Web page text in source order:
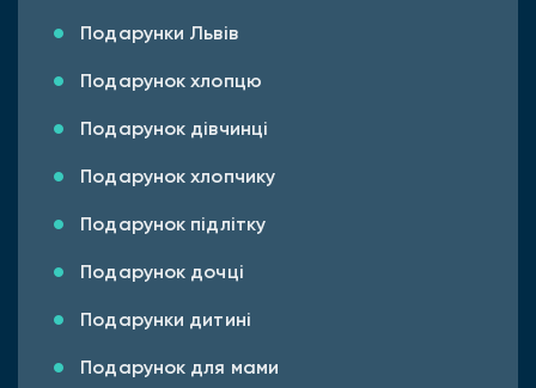
Подарунки Львів
Подарунок хлопцю
Подарунок дівчинці
Подарунок хлопчику
Подарунок підлітку
Подарунок дочці
Подарунки дитині
Подарунок для мами